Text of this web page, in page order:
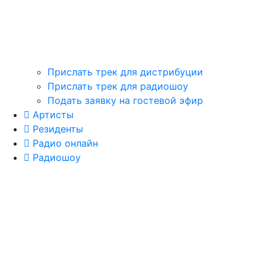
Прислать трек для дистрибуции
Прислать трек для радиошоу
Подать заявку на гостевой эфир
Артисты
Резиденты
Радио онлайн
Радиошоу